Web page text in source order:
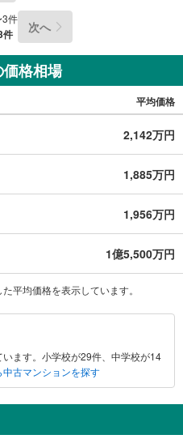
舗により変動あり）現地のご案
お気軽にお問い合わせくださ
3件
件 次へ
格相場
平均価格
2,142万円
1,885万円
1,956万円
1億5,500万円
平均価格を表示しています。
ます。小学校が29件、中学校が14
古マンションを探す